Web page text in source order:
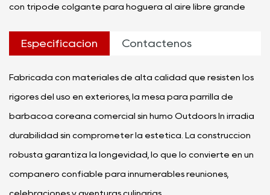
de diseño contemporáneo. Esta obra maestra
culinaria no es sólo un aparato de cocina; es una
pieza llamativa que transforma cualquier espacio al
con trípode colgante para hoguera al aire libre grande
Especificación Contáctenos
Fabricada con materiales de alta calidad que resisten los
rigores del uso en exteriores, la mesa para parrilla de
barbacoa coreana comercial sin humo Outdoors In irradia
durabilidad sin comprometer la estética. La construcción
robusta garantiza la longevidad, lo que lo convierte en un
compañero confiable para innumerables reuniones,
celebraciones y aventuras culinarias.